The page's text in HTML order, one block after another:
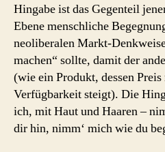
Hingabe ist das Gegenteil
Ebene menschliche
neoliberalen Markt-
machen“ sollte, damit der
(wie ein Produkt, dessen
Verfügbarkeit steigt). Die
ich, mit Haut und Haaren –
dir hin, nimm‘ mich wie du